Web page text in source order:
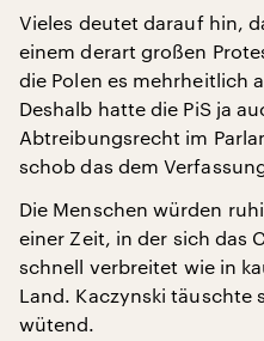
Vieles deutet darauf hin,
einem derart großen
die Polen es mehrheitlich
Deshalb hatte die PiS ja
Abtreibungsrecht im
schob das dem
Die Menschen würden
einer Zeit, in der sich das
schnell verbreitet wie in
Land. Kaczynski täuschte
wütend.